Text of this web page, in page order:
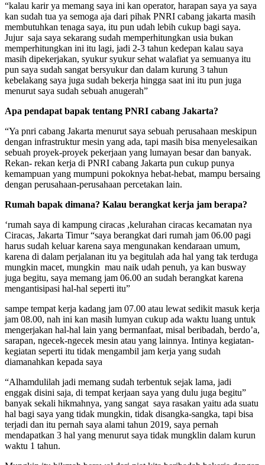
“kalau karir ya memang saya ini kan operator, harapan saya ya saya
kan sudah tua ya semoga aja dari pihak PNRI cabang jakarta masih
membutuhkan tenaga saya, itu pun udah lebih cukup bagi saya.
Jujur saja saya sekarang sudah memperhitungkan usia bukan
memperhitungkan ini itu lagi, jadi 2-3 tahun kedepan kalau saya
masih dipekerjakan, syukur syukur sehat walafiat ya semuanya itu
pun saya sudah sangat bersyukur dan dalam kurung 3 tahun
kebelakang saya juga sudah bekerja hingga saat ini itu pun juga
menurut saya sudah sebuah anugerah”
Apa pendapat bapak tentang PNRI cabang Jakarta?
“Ya pnri cabang Jakarta menurut saya sebuah perusahaan meskipun
dengan infrastruktur mesin yang ada, tapi masih bisa menyelesaikan
sebuah proyek-proyek pekerjaan yang lumayan besar dan banyak.
Rekan- rekan kerja di PNRI cabang Jakarta pun cukup punya
kemampuan yang mumpuni pokoknya hebat-hebat, mampu bersaing
dengan perusahaan-perusahaan percetakan lain.
Rumah bapak dimana? Kalau berangkat kerja jam berapa?
‘rumah saya di kampung ciracas ,kelurahan ciracas kecamatan nya
Ciracas, Jakarta Timur “saya berangkat dari rumah jam 06.00 pagi
harus sudah keluar karena saya mengunakan kendaraan umum,
karena di dalam perjalanan itu ya begitulah ada hal yang tak terduga
mungkin macet, mungkin mau naik udah penuh, ya kan busway
juga begitu, saya memang jam 06.00 an sudah berangkat karena
mengantisipasi hal-hal seperti itu”
sampe tempat kerja kadang jam 07.00 atau lewat sedikit masuk kerja
jam 08.00, nah ini kan masih lumyan cukup ada waktu luang untuk
mengerjakan hal-hal lain yang bermanfaat, misal beribadah, berdo’a,
sarapan, ngecek-ngecek mesin atau yang lainnya. Intinya kegiatan-
kegiatan seperti itu tidak mengambil jam kerja yang sudah
diamanahkan kepada saya
“Alhamdulilah jadi memang sudah terbentuk sejak lama, jadi
enggak disini saja, di tempat kerjaan saya yang dulu juga begitu”
banyak sekali hikmahnya, yang sangat saya rasakan yaitu ada suatu
hal bagi saya yang tidak mungkin, tidak disangka-sangka, tapi bisa
terjadi dan itu pernah saya alami tahun 2019, saya pernah
mendapatkan 3 hal yang menurut saya tidak mungklin dalam kurun
waktu 1 tahun.